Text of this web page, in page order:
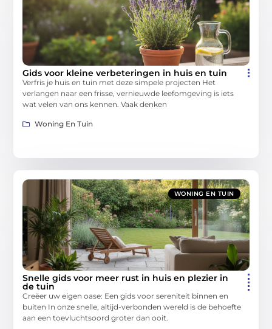
Gids voor kleine verbeteringen in huis en tuin
Verfris je huis en tuin met deze simpele projecten Het
verlangen naar een frisse, vernieuwde leefomgeving is iets
wat velen van ons kennen. Vaak denken
Woning En Tuin
WONING EN TUIN
Snelle gids voor meer rust in huis en plezier in
de tuin
Creëer uw eigen oase: Een gids voor sereniteit binnen en
buiten In onze snelle, altijd-verbonden wereld is de behoefte
aan een toevluchtsoord groter dan ooit.